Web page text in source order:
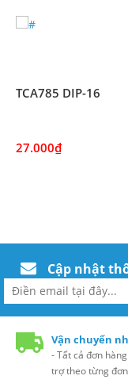
TCA785 DIP-16
27.000₫
Cập nhật
Vận chuyển
- Tất cả đơn
trợ theo từng